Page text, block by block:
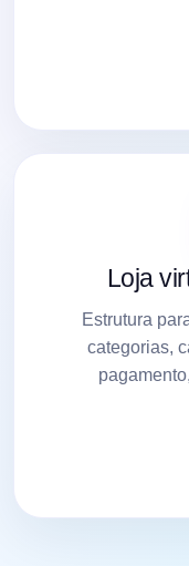
Loja
Estrutura
categorias,